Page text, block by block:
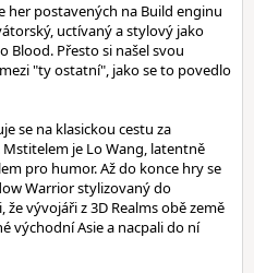
her postavených na Build enginu
uctívaný a stylový jako
Blood. Přesto si našel svou
"ty ostatní", jako se to povedlo
se na klasickou cestu za
je Lo Wang, latentně
pro humor. Až do konce hry se
Warrior stylizovaný do
že vývojáři z 3D Realms obě země
východní Asie a nacpali do ní